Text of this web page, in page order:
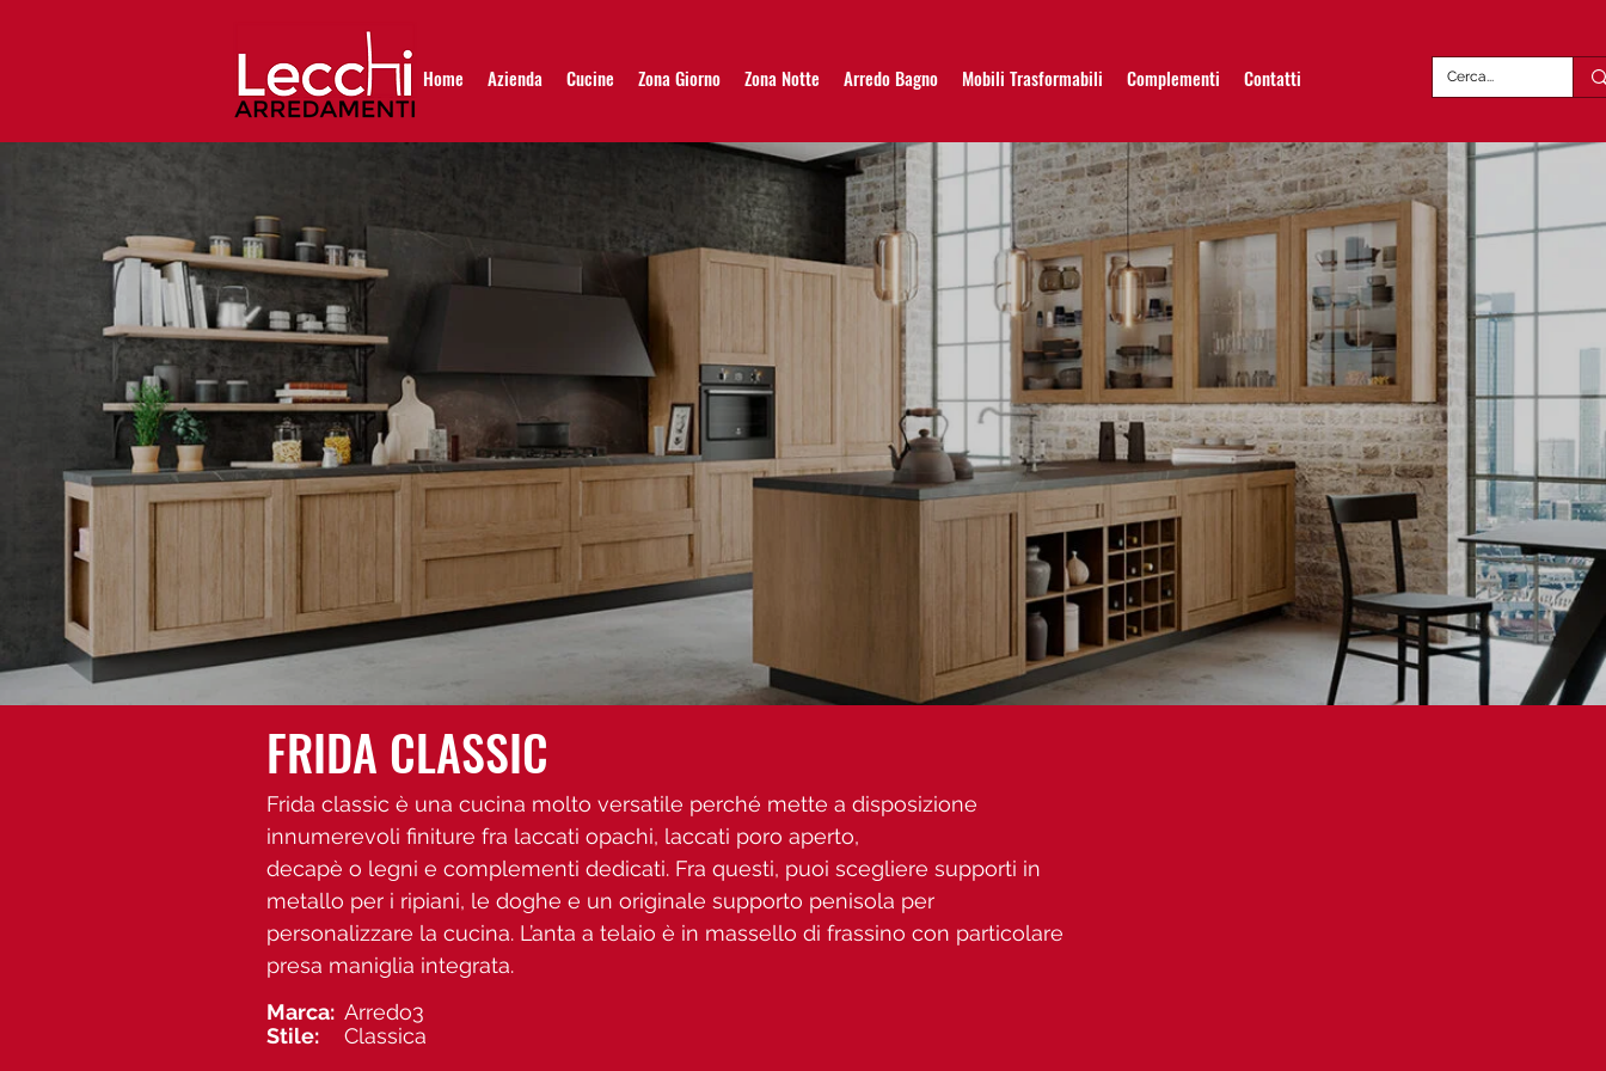
Home Azienda Cucine Zona Giorno Zona Notte Arredo Bagno Mobili Trasformabili Complementi Contatti
FRIDA CLASSIC
Frida classic è una cucina molto versatile perché mette a disposizione
innumerevoli finiture fra laccati opachi, laccati poro aperto,
decapè o legni e complementi dedicati. Fra questi, puoi scegliere supporti in
metallo per i ripiani, le doghe e un originale supporto penisola per
personalizzare la cucina. L’anta a telaio è in massello di frassino con particolare
presa maniglia integrata.
Marca: Arredo3
Stile:
Classica